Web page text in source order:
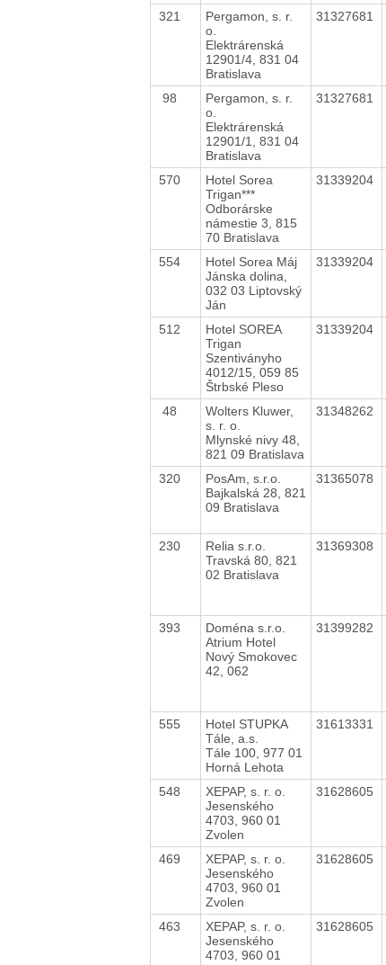
321
Pergamon, s. r.
o.
Elektrárenská
12901/4, 831 04
Bratislava
31327681
98
Pergamon, s. r.
o.
Elektrárenská
12901/1, 831 04
Bratislava
31327681
570
Hotel Sorea
Trigan***
Odborárske
námestie 3, 815
70 Bratislava
31339204
554
Hotel Sorea Máj
Jánska dolina,
032 03 Liptovský
Ján
31339204
512
Hotel SOREA
Trigan
Szentiványho
4012/15, 059 85
Štrbské Pleso
31339204
48
Wolters Kluwer,
s. r. o.
Mlynské nivy 48,
821 09 Bratislava
31348262
320
PosAm, s.r.o.
Bajkalská 28, 821
09 Bratislava
31365078
230
Relia s.r.o.
Travská 80, 821
02 Bratislava
31369308
393
Doména s.r.o.
Atrium Hotel
Nový Smokovec
42, 062
31399282
555
Hotel STUPKA
Tále, a.s.
Tále 100, 977 01
Horná Lehota
31613331
548
XEPAP, s. r. o.
Jesenského
4703, 960 01
Zvolen
31628605
469
XEPAP, s. r. o.
Jesenského
4703, 960 01
Zvolen
31628605
463
XEPAP, s. r. o.
Jesenského
4703, 960 01
31628605